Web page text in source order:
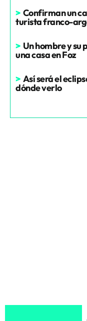
> Confirman un
turista franco-
> Un hombre y su
una casa en Foz
> Así será el
dónde verlo